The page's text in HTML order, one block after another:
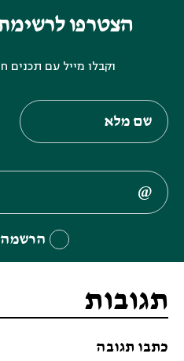
הצטרפו
וקבלו מייל עם תכנים
הרשמה
תגובות
כתבו תגובה